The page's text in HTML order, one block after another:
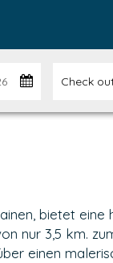
Check
bietet
nur 3,5 km.
einen